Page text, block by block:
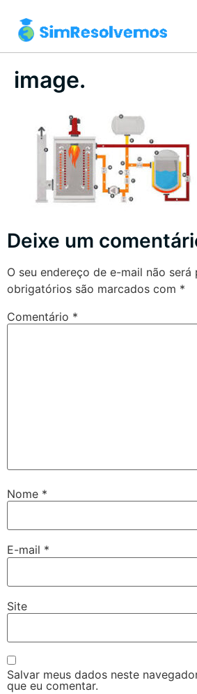
image.
Deixe um
O seu endereço de e-mail não será
obrigatórios são marcados com *
Comentário *
Nome *
E-mail *
Site
Salvar meus dados neste
que eu comentar.